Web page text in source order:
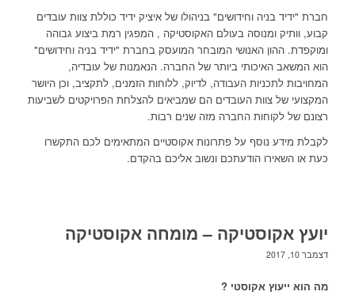
חברת "ידיד בניה וחידושים" בניהולו של איציק ידיד כוללת צוות עובדים
קבוע, וותיק ומנוסה בעולם האקוסטיקה , המפגין רמת ביצוע גבוהה
ומוקפדת. ההון האנושי המובחר המועסק בחברת "ידיד בניה וחידושים"
הוא המשאב האיכותי ביותר של החברה. הנאמנות של עובדיה,
המחויבות לתכניות העבודה, לדיוק, ללוחות הזמנים, לתקציב, וכן היושר
המקצועי של צוות העובדים הם שמביאים להצלחת הפרויקטים לשביעות
רצונם של לקוחות החברה מזה שנים רבות.
לקבלת מידע נוסף על פתרונות אקוסטיים המתאימים לכם התקשרו
כעת או השאירו הודעתכם ונשוב אליכם בהקדם.
יועץ אקוסטיקה – מומחה אקוסטיקה
דצמבר 10, 2017
מה הוא ייעוץ אקוסטי ?